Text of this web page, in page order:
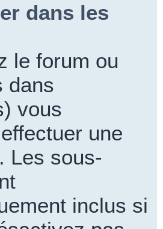
dans les
le forum ou
dans
vous
une
Les sous-
inclus si